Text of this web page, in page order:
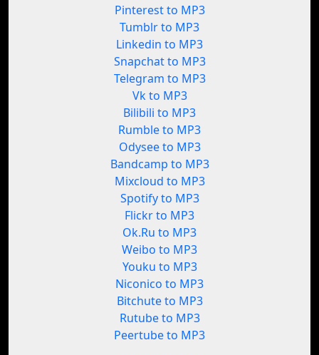
Pinterest to MP3
Tumblr to MP3
Linkedin to MP3
Snapchat to MP3
Telegram to MP3
Vk to MP3
Bilibili to MP3
Rumble to MP3
Odysee to MP3
Bandcamp to MP3
Mixcloud to MP3
Spotify to MP3
Flickr to MP3
Ok.Ru to MP3
Weibo to MP3
Youku to MP3
Niconico to MP3
Bitchute to MP3
Rutube to MP3
Peertube to MP3